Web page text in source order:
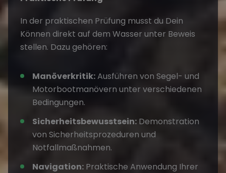
In der praktischen Prüfung musst du Dein
Können direkt auf dem Wasser unter Beweis
stellen. Dazu gehören:
Manöverkritik:Ausführen von Segel- und
Motorbootmanövern unter verschiedenen
Bedingungen.
Sicherheitsbewusstsein: Demonstration
von Sicherheitsprozeduren und
Notfallmaßnahmen.
Navigation: Praktische Anwendung Ihrer